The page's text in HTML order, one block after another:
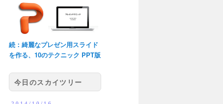
続：綺麗なプレゼン用スライド
を作る、10のテクニック PPT版
今日のスカイツリー